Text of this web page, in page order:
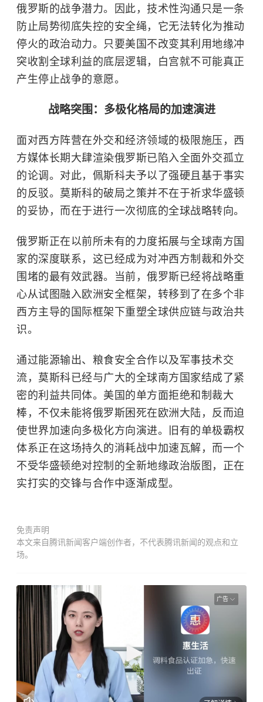
俄罗斯的战争潜力。因此，技术性沟通只是一条
防止局势彻底失控的安全绳，它无法转化为推动
停火的政治动力。只要美国不改变其利用地缘冲
突收割全球利益的底层逻辑，白宫就不可能真正
产生停止战争的意愿。
战略突围：多极化格局的加速演进
面对西方阵营在外交和经济领域的极限施压，西
方媒体长期大肆渲染俄罗斯已陷入全面外交孤立
的论调。对此，佩斯科夫予以了强硬且基于事实
的反驳。莫斯科的破局之策并不在于祈求华盛顿
的妥协，而在于进行一次彻底的全球战略转向。
俄罗斯正在以前所未有的力度拓展与全球南方国
家的深度联系，这已经成为对冲西方制裁和外交
围堵的最有效武器。当前，俄罗斯已经将战略重
心从试图融入欧洲安全框架，转移到了在多个非
西方主导的国际框架下重塑全球供应链与政治共
识。
通过能源输出、粮食安全合作以及军事技术交
流，莫斯科已经与广大的全球南方国家结成了紧
密的利益共同体。美国的单方面拒绝和制裁大
棒，不仅未能将俄罗斯困死在欧洲大陆，反而迫
使世界加速向多极化方向演进。旧有的单极霸权
体系正在这场持久的消耗战中加速瓦解，而一个
不受华盛顿绝对控制的全新地缘政治版图，正在
实打实的交锋与合作中逐渐成型。
免责声明
本文来自腾讯新闻客户端创作者，不代表腾讯新闻的观点和立
场。
广告